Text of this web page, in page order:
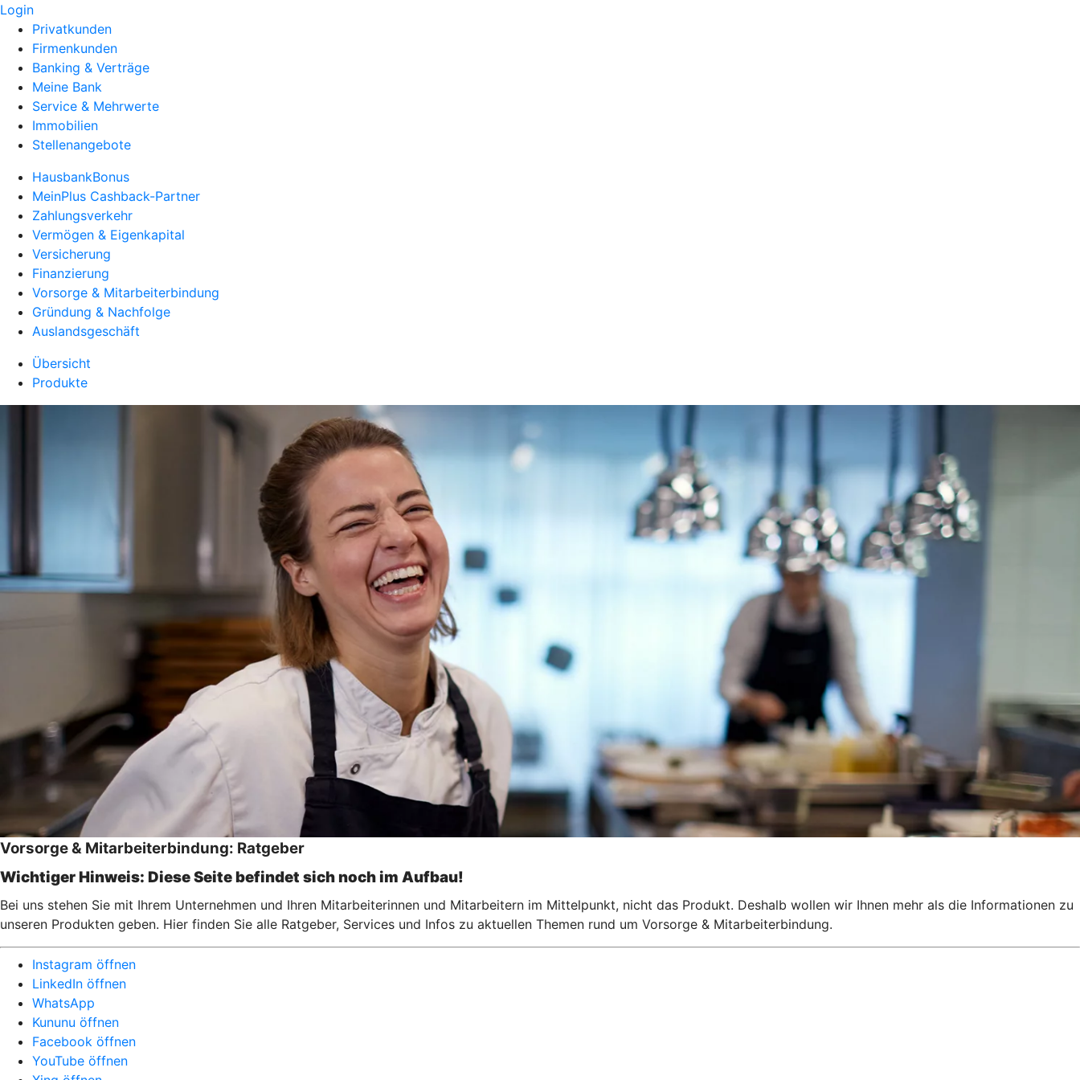
Login
Privatkunden
Firmenkunden
Banking & Verträge
Meine Bank
Service & Mehrwerte
Immobilien
Stellenangebote
HausbankBonus
MeinPlus Cashback-Partner
Zahlungsverkehr
Vermögen & Eigenkapital
Versicherung
Finanzierung
Vorsorge & Mitarbeiterbindung
Gründung & Nachfolge
Auslandsgeschäft
Übersicht
Produkte
Vorsorge & Mitarbeiterbindung: Ratgeber
Wichtiger Hinweis: Diese Seite befindet sich noch im Aufbau!
Bei uns stehen Sie mit Ihrem Unternehmen und Ihren Mitarbeiterinnen und Mitarbeitern im Mittelpunkt, nicht das Produkt. Deshalb wollen wir Ihnen mehr als die Informationen zu
unseren Produkten geben. Hier finden Sie alle Ratgeber, Services und Infos zu aktuellen Themen rund um Vorsorge & Mitarbeiterbindung.
Instagram öffnen
LinkedIn öffnen
WhatsApp
Kununu öffnen
Facebook öffnen
YouTube öffnen